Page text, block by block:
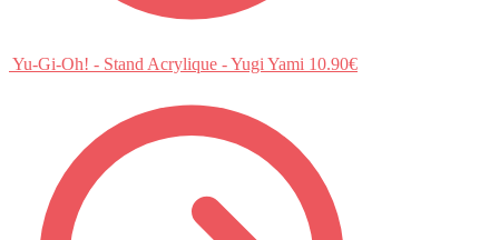
Yu-Gi-Oh! - Stand Acrylique - Yugi Yami 10.90€